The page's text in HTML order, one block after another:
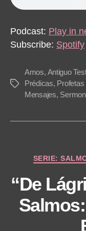
Podcast: Play in
Subscribe: Spotify
Tags
Amos, Antiguo
Prédicas,
Mensajes,
SERIE:
“De